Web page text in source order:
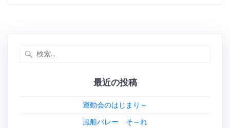
最近の投稿
運動会のはじまり～
風船バレー そ～れ